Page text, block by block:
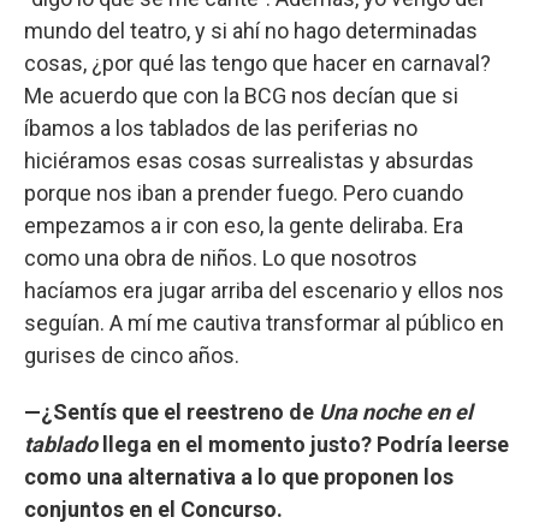
mundo del teatro, y si ahí no hago determinadas
cosas, ¿por qué las tengo que hacer en carnaval?
Me acuerdo que con la BCG nos decían que si
íbamos a los tablados de las periferias no
hiciéramos esas cosas surrealistas y absurdas
porque nos iban a prender fuego. Pero cuando
empezamos a ir con eso, la gente deliraba. Era
como una obra de niños. Lo que nosotros
hacíamos era jugar arriba del escenario y ellos nos
seguían. A mí me cautiva transformar al público en
gurises de cinco años.
—¿Sentís que el reestreno de Una noche en el
tabladollega en el momento justo? Podría leerse
como una alternativa a lo que proponen los
conjuntos en el Concurso.